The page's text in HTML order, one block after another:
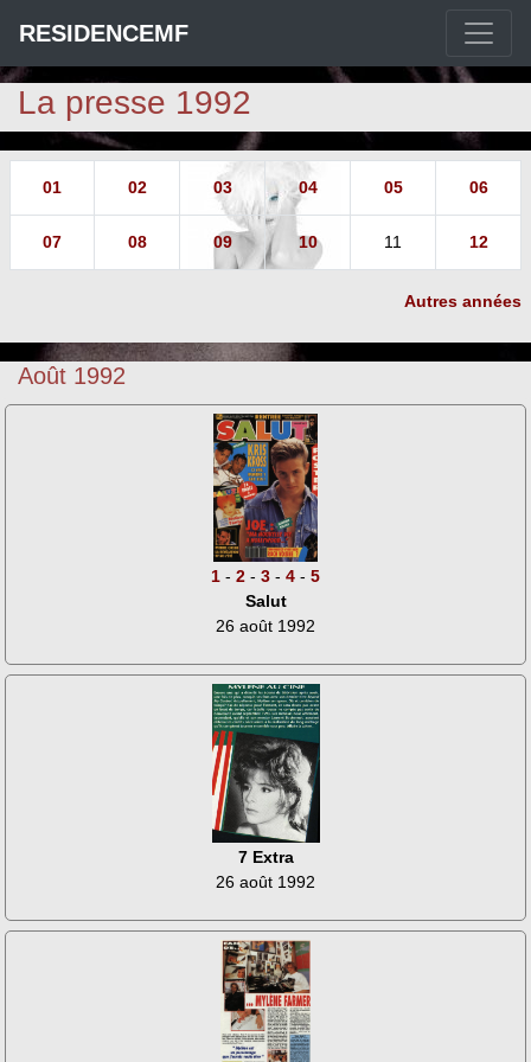
RESIDENCEMF
La presse 1992
01 02 03 04 05 06
07 08 09 10 11 12
Autres années
Août 1992
1 - 2 - 3 - 4 - 5
Salut
26 août 1992
7 Extra
26 août 1992